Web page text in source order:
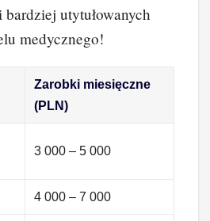
utytułowanych
medycznego!
Zarobki miesięczne
(PLN)
3 000 – 5 000
4 000 – 7 000